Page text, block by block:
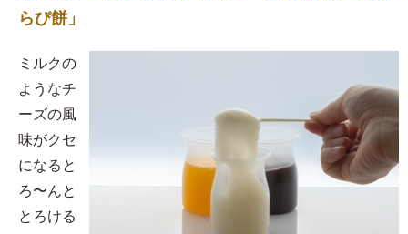
らび餅」
​ミルクの
ようなチ
ーズの風
味がクセ
になると
ろ〜んと
とろける